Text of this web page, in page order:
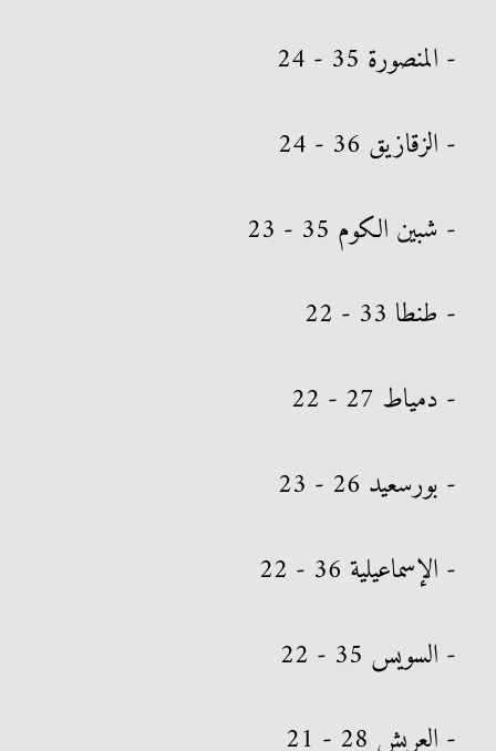
- المنصورة 35 - 24
- الزقازيق 36 - 24
- شبين الكوم 35 - 23
- طنطا 33 - 22
- دمياط 27 - 22
- بورسعيد 26 - 23
- الإسماعيلية 36 - 22
- السويس 35 - 22
- العريش 28 - 21